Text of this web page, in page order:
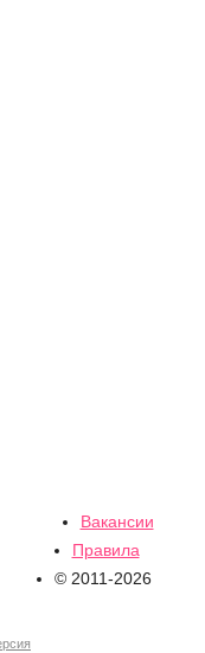
Вакансии
Правила
© 2011-2026